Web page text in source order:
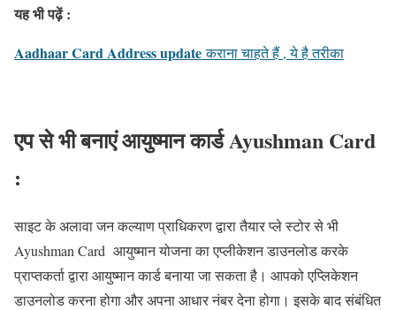
यह भी पढ़ें :
Aadhaar Card Address updateकराना चाहते हैं , ये है तरीका
एप से भी बनाएं आयुष्मान कार्ड Ayushman Card
:
साइट के अलावा जन कल्याण प्राधिकरण द्वारा तैयार प्ले स्टोर से भी
Ayushman Card आयुष्मान योजना का एप्लीकेशन डाउनलोड करके
प्राप्तकर्ता द्वारा आयुष्मान कार्ड बनाया जा सकता है। आपको एप्लिकेशन
डाउनलोड करना होगा और अपना आधार नंबर देना होगा। इसके बाद संबंधित